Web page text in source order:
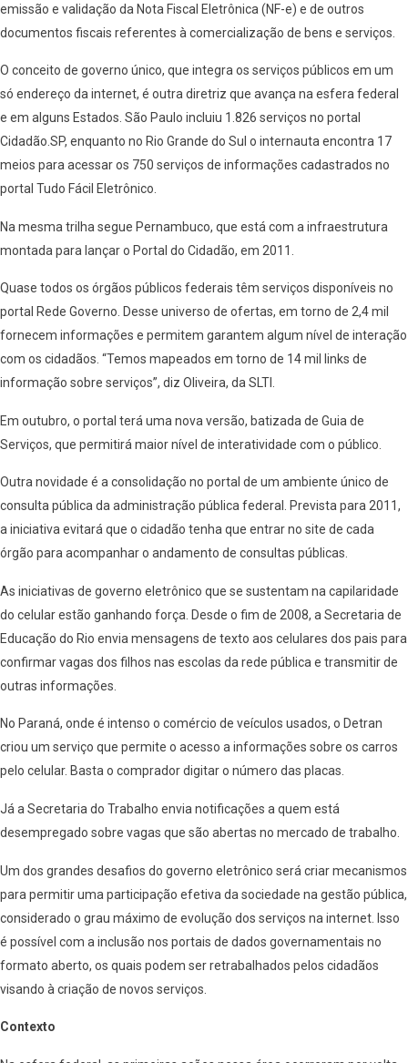
emissão e validação da Nota Fiscal Eletrônica (NF-e) e de outros
documentos fiscais referentes à comercialização de bens e serviços.
O conceito de governo único, que integra os serviços públicos em um
só endereço da internet, é outra diretriz que avança na esfera federal
e em alguns Estados. São Paulo incluiu 1.826 serviços no portal
Cidadão.SP, enquanto no Rio Grande do Sul o internauta encontra 17
meios para acessar os 750 serviços de informações cadastrados no
portal Tudo Fácil Eletrônico.
Na mesma trilha segue Pernambuco, que está com a infraestrutura
montada para lançar o Portal do Cidadão, em 2011.
Quase todos os órgãos públicos federais têm serviços disponíveis no
portal Rede Governo. Desse universo de ofertas, em torno de 2,4 mil
fornecem informações e permitem garantem algum nível de interação
com os cidadãos. “Temos mapeados em torno de 14 mil links de
informação sobre serviços”, diz Oliveira, da SLTI.
Em outubro, o portal terá uma nova versão, batizada de Guia de
Serviços, que permitirá maior nível de interatividade com o público.
Outra novidade é a consolidação no portal de um ambiente único de
consulta pública da administração pública federal. Prevista para 2011,
a iniciativa evitará que o cidadão tenha que entrar no site de cada
órgão para acompanhar o andamento de consultas públicas.
As iniciativas de governo eletrônico que se sustentam na capilaridade
do celular estão ganhando força. Desde o fim de 2008, a Secretaria de
Educação do Rio envia mensagens de texto aos celulares dos pais para
confirmar vagas dos filhos nas escolas da rede pública e transmitir de
outras informações.
No Paraná, onde é intenso o comércio de veículos usados, o Detran
criou um serviço que permite o acesso a informações sobre os carros
pelo celular. Basta o comprador digitar o número das placas.
Já a Secretaria do Trabalho envia notificações a quem está
desempregado sobre vagas que são abertas no mercado de trabalho.
Um dos grandes desafios do governo eletrônico será criar mecanismos
para permitir uma participação efetiva da sociedade na gestão pública,
considerado o grau máximo de evolução dos serviços na internet. Isso
é possível com a inclusão nos portais de dados governamentais no
formato aberto, os quais podem ser retrabalhados pelos cidadãos
visando à criação de novos serviços.
Contexto